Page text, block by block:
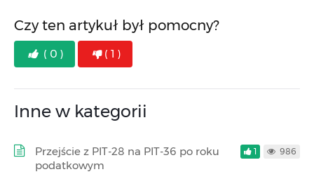
Czy ten artykuł był pomocny?
( 0 ) ( 1 )
Inne w kategorii
Przejście z PIT-28 na PIT-36 po roku
podatkowym
1 986